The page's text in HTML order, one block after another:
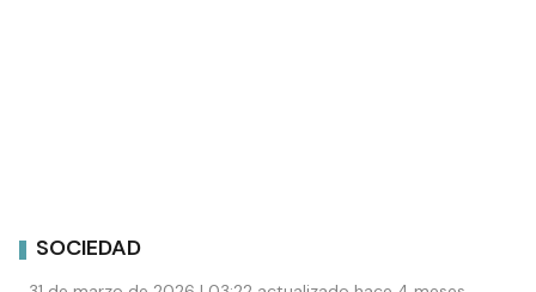
SOCIEDAD